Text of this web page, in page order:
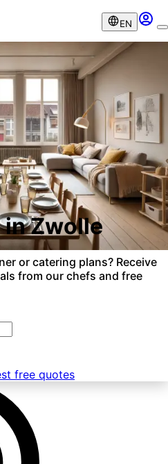
EN
Zwolle
or catering plans? Receive
from our chefs and free
free quotes